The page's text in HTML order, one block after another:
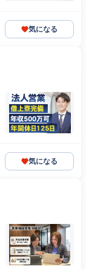
気になる
気になる